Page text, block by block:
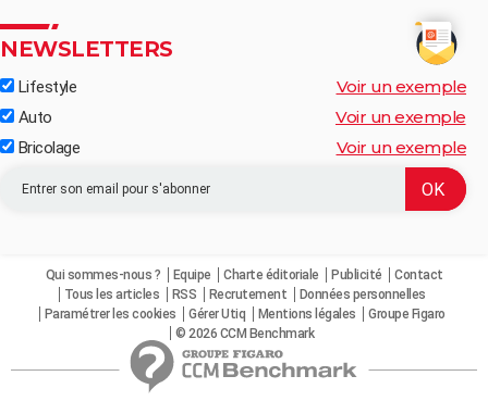
NEWSLETTERS
Lifestyle Voir un exemple
Auto Voir un exemple
Bricolage Voir un exemple
Qui sommes-nous ? Equipe Charte éditoriale Publicité
Contact
Tous les articles
RSS Recrutement
Données personnelles
Paramétrer les cookies
Gérer Utiq Mentions légales
Groupe Figaro
© 2026 CCM Benchmark